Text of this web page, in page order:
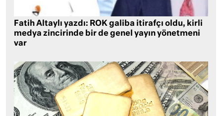
Fatih Altaylı yazdı: ROK galiba itirafçı oldu, kirli
medya zincirinde bir de genel yayın yönetmeni
var